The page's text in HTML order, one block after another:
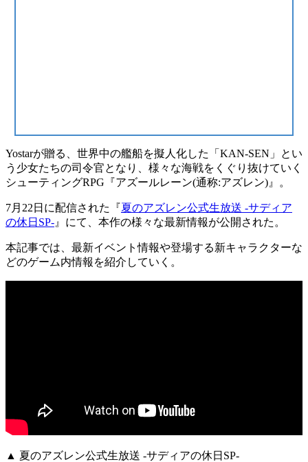
Yostarが贈る、世界中の艦船を擬人化した「KAN-SEN」とい
う少女たちの司令官となり、様々な海戦をくぐり抜けていく
シューティングRPG 『アズールレーン(通称:アズレン)』 。
7月22日に配信された『夏のアズレン公式生放送 -サディア
の休日SP- 』にて、本作の様々な最新情報が公開された。
本記事では、最新イベント情報や登場する新キャラクターな
どのゲーム内情報を紹介していく。
▲ 夏のアズレン公式生放送 -サディアの休日SP-